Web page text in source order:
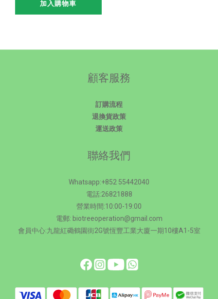
加入購物車
顧客服務
訂購流程
退換貨政策
運送政策
聯絡我們
Whatsapp:+852 55442040
電話:26821888
營業時間:10:00-19:00
電郵: biotreeoperation@gmail.com
會員中心:九龍紅磡鶴園街2G號恆豐工業大廈一期10樓A1-5室